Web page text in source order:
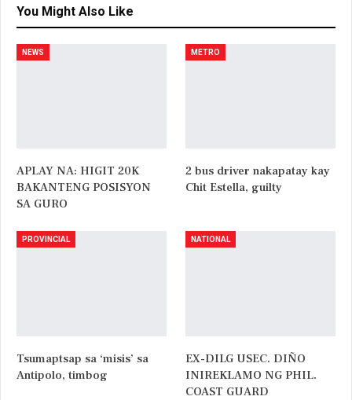
You Might Also Like
NEWS
APLAY NA: HIGIT 20K
BAKANTENG POSISYON
SA GURO
METRO
2 bus driver nakapatay kay
Chit Estella, guilty
PROVINCIAL
Tsumaptsap sa ‘misis’ sa
Antipolo, timbog
NATIONAL
EX-DILG USEC. DIÑO
INIREKLAMO NG PHIL.
COAST GUARD